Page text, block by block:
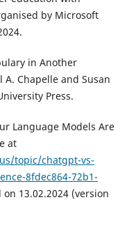
by Microsoft
in Another
Chapelle and Susan
Press.
Language Models Are
at
topic/chatgpt-vs-
8fdec864-72b1-
on 13.02.2024 (version